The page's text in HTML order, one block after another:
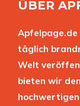
ÜBER
Apfelpage.de
täglich
Welt
bieten wir